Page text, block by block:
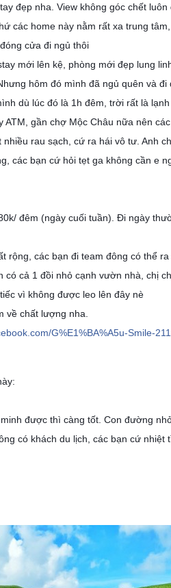
đẹp nha. View không góc chết
các home này nằm rất xa trung
cửa đi ngủ thôi
mới lên kệ, phòng mới đẹp lung
hôm đó mình đã ngủ quên và
dù lúc đó là 1h đêm, trời rất là lạnh
ATM, gần chợ Mộc Châu nữa nên
rau sạch, cứ ra hái vô tư. Anh
các bạn cứ hỏi tẹt ga không cần e
đêm (ngày cuối tuần). Đi ngày
rộng, các bạn đi team đông có thể
có cả 1 đồi nhỏ cạnh vườn nhà, chị
vì không được leo lên đây nè
về chất lượng nha.
G%E1%BA%A5u-Smile-
được thì càng tốt. Con đường
có khách du lịch, các bạn cứ